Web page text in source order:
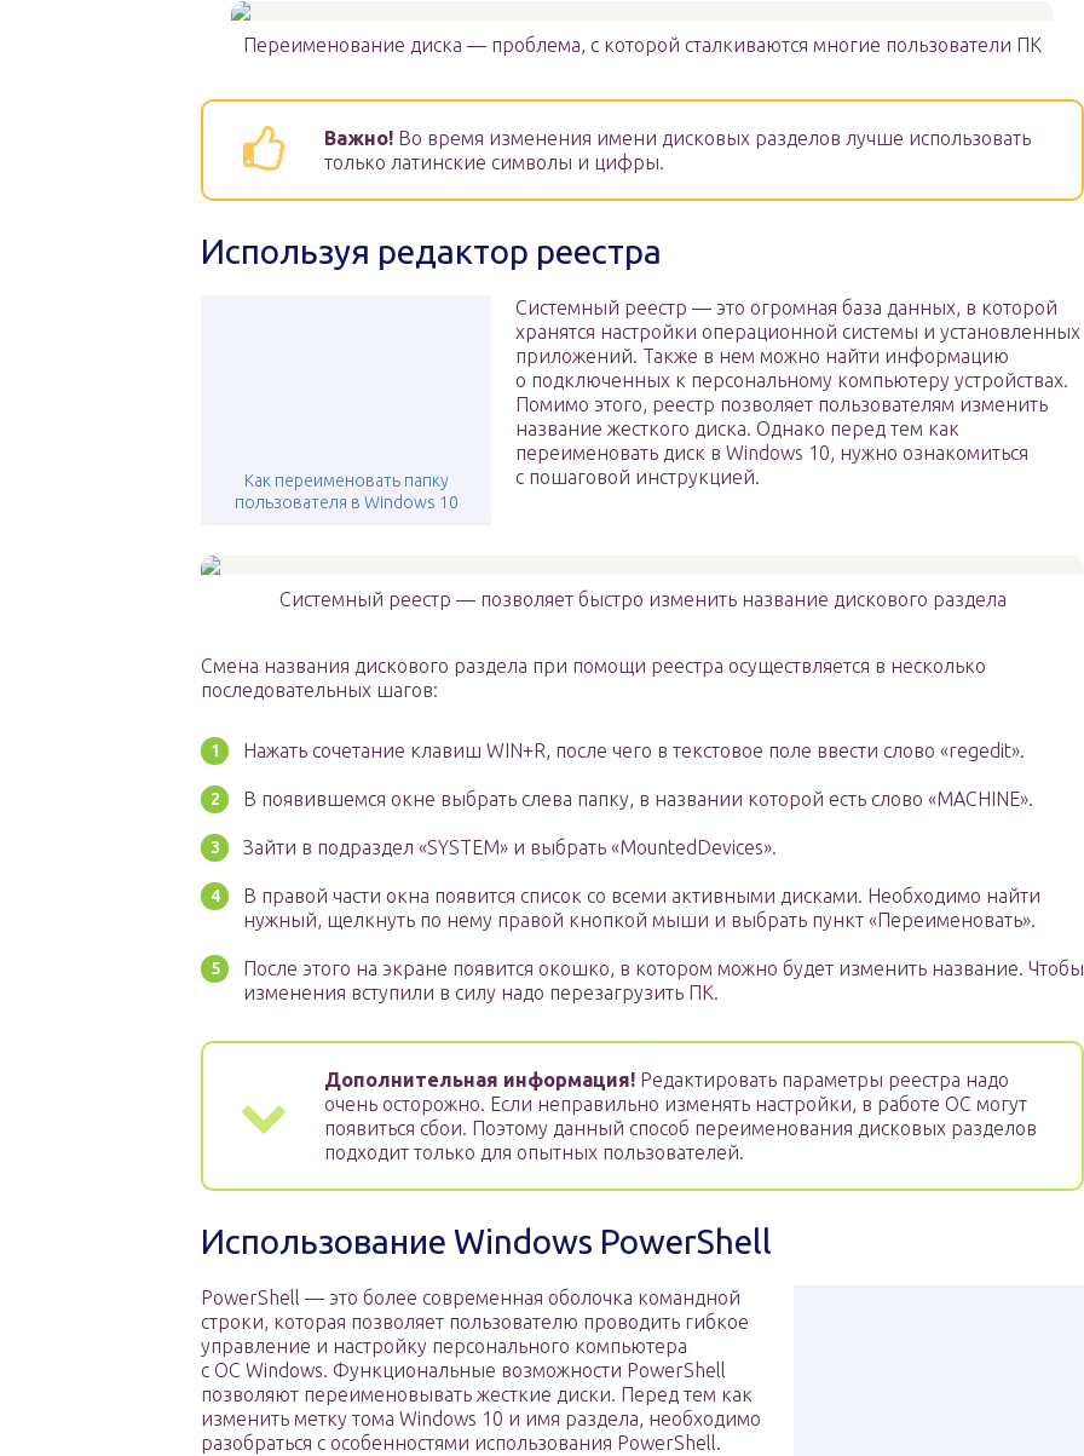
Переименование диска — проблема, с которой сталкиваются многие пользователи ПК
Важно! Во время изменения имени дисковых разделов лучше использовать
только латинские символы и цифры.
Используя редактор реестра
Как переименовать папку
пользователя в Windows 10
Системный реестр — это огромная база данных, в которой
хранятся настройки операционной системы и установленных
приложений. Также в нем можно найти информацию
о подключенных к персональному компьютеру устройствах.
Помимо этого, реестр позволяет пользователям изменить
название жесткого диска. Однако перед тем как
переименовать диск в Windows 10, нужно ознакомиться
с пошаговой инструкцией.
Системный реестр — позволяет быстро изменить название дискового раздела
Смена названия дискового раздела при помощи реестра осуществляется в несколько
последовательных шагов:
Нажать сочетание клавиш WIN+R, после чего в текстовое поле ввести слово «regedit».
В появившемся окне выбрать слева папку, в названии которой есть слово «MACHINE».
Зайти в подраздел «SYSTEM» и выбрать «MountedDevices».
В правой части окна появится список со всеми активными дисками. Необходимо найти
нужный, щелкнуть по нему правой кнопкой мыши и выбрать пункт «Переименовать».
После этого на экране появится окошко, в котором можно будет изменить название. Чтобы
изменения вступили в силу надо перезагрузить ПК.
Дополнительная информация! Редактировать параметры реестра надо
очень осторожно. Если неправильно изменять настройки, в работе ОС могут
появиться сбои. Поэтому данный способ переименования дисковых разделов
подходит только для опытных пользователей.
Использование Windows PowerShell
PowerShell — это более современная оболочка командной
строки, которая позволяет пользователю проводить гибкое
управление и настройку персонального компьютера
с ОС Windows. Функциональные возможности PowerShell
позволяют переименовывать жесткие диски. Перед тем как
изменить метку тома Windows 10 и имя раздела, необходимо
разобраться с особенностями использования PowerShell.